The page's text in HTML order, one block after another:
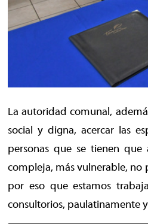
La autoridad comunal,
social y digna, acercar las
personas que se tienen
compleja, más vulnerable, no
por eso que estamos
consultorios, paulatinamente